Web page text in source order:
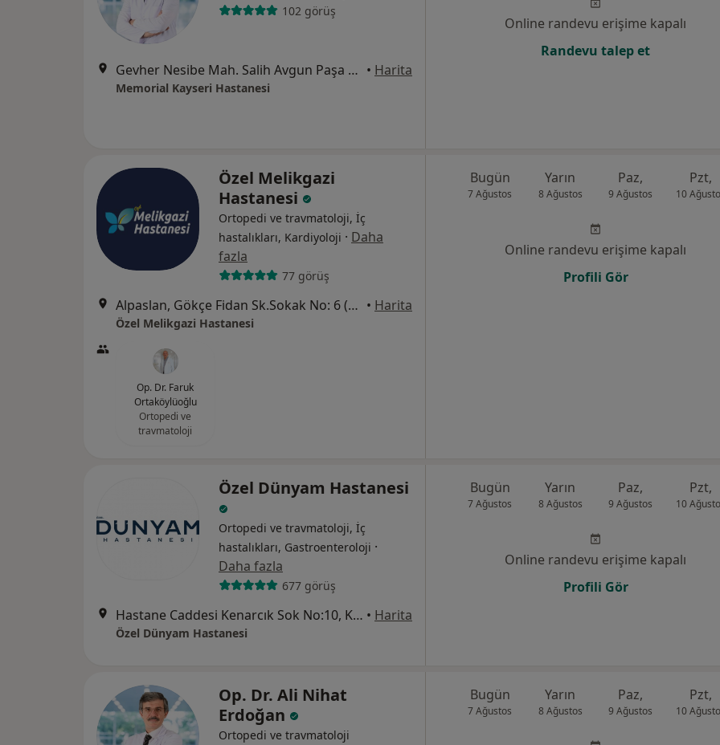
102 görüş
Gevher Nesibe Mah. Salih Avgun Paşa Cad, Temizel Sk. No: 13, Kocasinan, Kayseri • Harita
Memorial Kayseri Hastanesi
Online randevu erişime kapalı
Randevu talep et
Özel Melikgazi
Hastanesi
Ortopedi ve travmatoloji, İç
hastalıkları, Kardiyoloji · Daha
fazla
77 görüş
Alpaslan, Gökçe Fidan Sk.Sokak No: 6 (Kayseripark AVM arkası), Melikgazi • Harita
Özel Melikgazi Hastanesi
Op. Dr. Faruk
Ortaköylüoğlu
Ortopedi ve
travmatoloji
Bugün
7 Ağustos
Yarın
8 Ağustos
Paz,
9 Ağustos
Pzt,
10
Online randevu erişime kapalı
Profili Gör
Özel Dünyam Hastanesi
Ortopedi ve travmatoloji, İç
hastalıkları, Gastroenteroloji ·
Daha fazla
677 görüş
Hastane Caddesi Kenarcık Sok No:10, Kocasinan • Harita
Özel Dünyam Hastanesi
Bugün
7 Ağustos
Yarın
8 Ağustos
Paz,
9 Ağustos
Pzt,
10
Online randevu erişime kapalı
Profili Gör
Op. Dr. Ali Nihat
Erdoğan
Ortopedi ve travmatoloji
Bugün
7 Ağustos
Yarın
8 Ağustos
Paz,
9 Ağustos
Pzt,
10